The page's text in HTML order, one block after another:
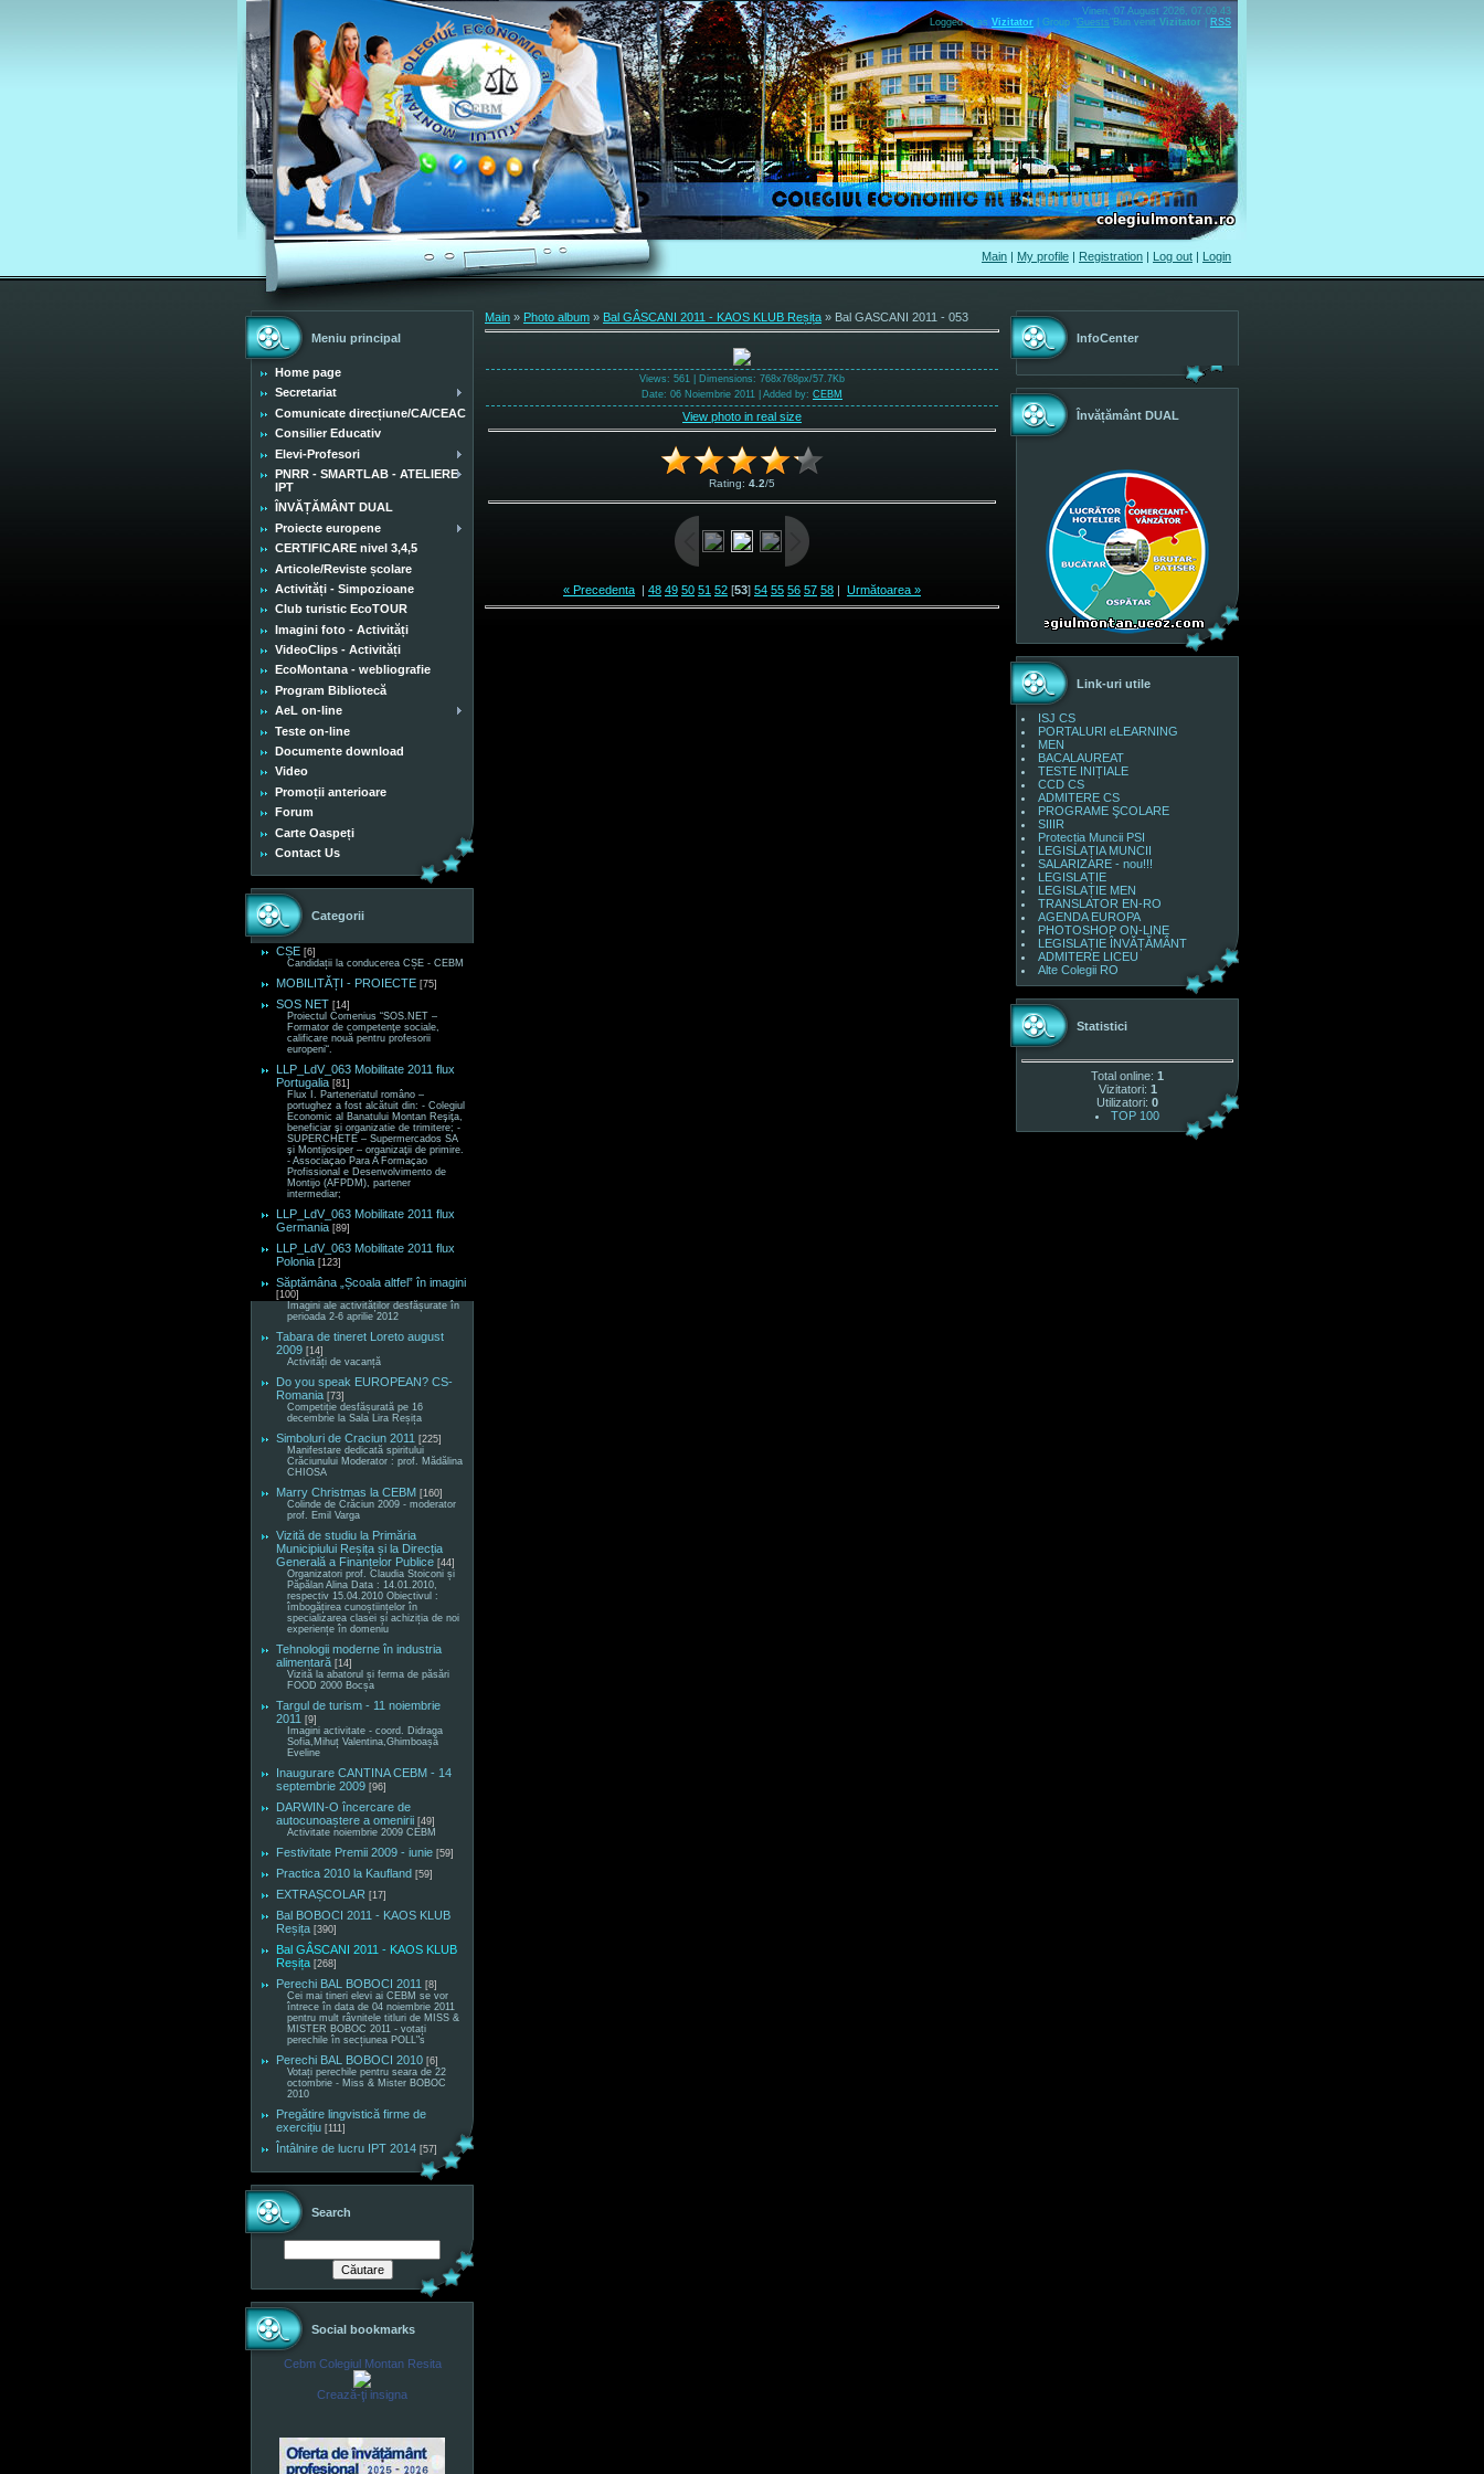
Vineri, 07 August 2026, 07.09.43
Logged in as Vizitator Group "Guests" Bun venit Vizitator RSS
Main | My profile | Registration | Log out | Login
Meniu principal
Home page
Secretariat
Comunicate direcțiune/CA/CEAC
Consilier Educativ
Elevi-Profesori
PNRR - SMARTLAB - ATELIERE
IPT
ÎNVĂȚĂMÂNT DUAL
Proiecte europene
CERTIFICARE nivel 3,4,5
Articole/Reviste școlare
Activități - Simpozioane
Club turistic EcoTOUR
Imagini foto - Activități
VideoClips - Activități
EcoMontana - webliografie
Program Bibliotecă
AeL on-line
Teste on-line
Documente download
Video
Promoții anterioare
Forum
Carte Oaspeți
Contact Us
Categorii
CȘE [6]
Candidații la conducerea CȘE - CEBM
MOBILITĂȚI - PROIECTE [75]
SOS NET [14]
Proiectul Comenius “SOS.NET –
Formator de competenţe sociale,
calificare nouă pentru profesorii
europeni“.
LLP_LdV_063 Mobilitate 2011 flux
Portugalia [81]
Flux I. Parteneriatul româno –
portughez a fost alcătuit din: - Colegiul
Economic al Banatului Montan Reşiţa,
beneficiar şi organizatie de trimitere; -
SUPERCHETE – Supermercados SA
şi Montijosiper – organizaţii de primire.
- Associaçao Para A Formaçao
Profissional e Desenvolvimento de
Montijo (AFPDM), partener
intermediar;
LLP_LdV_063 Mobilitate 2011 flux
Germania [89]
LLP_LdV_063 Mobilitate 2011 flux
Polonia [123]
Săptămâna „Școala altfel” în imagini
[100]
Imagini ale activităților desfășurate în
perioada 2-6 aprilie 2012
Tabara de tineret Loreto august
2009 [14]
Activități de vacanță
Do you speak EUROPEAN? CS-
Romania [73]
Competiție desfășurată pe 16
decembrie la Sala Lira Reșița
Simboluri de Craciun 2011 [225]
Manifestare dedicată spiritului
Crăciunului Moderator : prof. Mădălina
CHIOSA
Marry Christmas la CEBM [160]
Colinde de Crăciun 2009 - moderator
prof. Emil Varga
Vizită de studiu la Primăria
Municipiului Reșița și la Direcția
Generală a Finanțelor Publice [44]
Organizatori prof. Claudia Stoiconi și
Păpălan Alina Data : 14.01.2010,
respectiv 15.04.2010 Obiectivul :
îmbogățirea cunoștiințelor în
specializarea clasei și achiziția de noi
experiențe în domeniu
Tehnologii moderne în industria
alimentară [14]
Vizită la abatorul și ferma de păsări
FOOD 2000 Bocșa
Targul de turism - 11 noiembrie
2011 [9]
Imagini activitate - coord. Didraga
Sofia,Mihuț Valentina,Ghimboașă
Eveline
Inaugurare CANTINA CEBM - 14
septembrie 2009 [96]
DARWIN-O încercare de
autocunoaștere a omenirii [49]
Activitate noiembrie 2009 CEBM
Festivitate Premii 2009 - iunie [59]
Practica 2010 la Kaufland [59]
EXTRAȘCOLAR [17]
Bal BOBOCI 2011 - KAOS KLUB
Reșița [390]
Bal GÂSCANI 2011 - KAOS KLUB
Reșița [268]
Perechi BAL BOBOCI 2011 [8]
Cei mai tineri elevi ai CEBM se vor
întrece în data de 04 noiembrie 2011
pentru mult râvnitele titluri de MISS &
MISTER BOBOC 2011 - votați
perechile în secțiunea POLL"s
Perechi BAL BOBOCI 2010 [6]
Votați perechile pentru seara de 22
octombrie - Miss & Mister BOBOC
2010
Pregătire lingvistică firme de
exercițiu [111]
Întâlnire de lucru IPT 2014 [57]
Search
Social bookmarks
Cebm Colegiul Montan Resita
Crează-ţi insigna
Main » Photo album » Bal GÂSCANI 2011 - KAOS KLUB Reșița » Bal GASCANI 2011 - 053
Views: 561 | Dimensions: 768x768px/57.7Kb
Date: 06 Noiembrie 2011 | Added by: CEBM
View photo in real size
Rating: 4.2/5
« Precedenta | 48 49 50 51 52 [53] 54 55 56 57 58 | Următoarea »
InfoCenter
Învățământ DUAL
Link-uri utile
ISJ CS
PORTALURI eLEARNING
MEN
BACALAUREAT
TESTE INIȚIALE
CCD CS
ADMITERE CS
PROGRAME ŞCOLARE
SIIIR
Protecția Muncii PSI
LEGISLAȚIA MUNCII
SALARIZARE - nou!!!
LEGISLAȚIE
LEGISLAȚIE MEN
TRANSLATOR EN-RO
AGENDA EUROPA
PHOTOSHOP ON-LINE
LEGISLAȚIE ÎNVĂȚĂMÂNT
ADMITERE LICEU
Alte Colegii RO
Statistici
Total online: 1
Vizitatori: 1
Utilizatori: 0
TOP 100